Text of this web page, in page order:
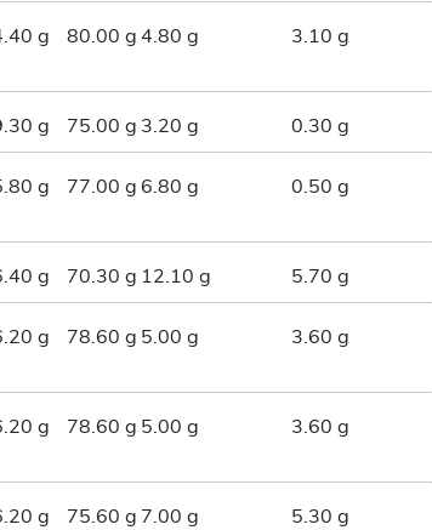
g 80.00 g 4.80 g 3.10 g
g 75.00 g 3.20 g 0.30 g
g 77.00 g 6.80 g 0.50 g
g 70.30 g 12.10 g 5.70 g
g 78.60 g 5.00 g 3.60 g
g 78.60 g 5.00 g 3.60 g
g 75.60 g 7.00 g 5.30 g